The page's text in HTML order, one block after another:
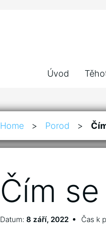
Úvod
Home > Porod >
Čím
Datum: 8 září, 2022 Čas k